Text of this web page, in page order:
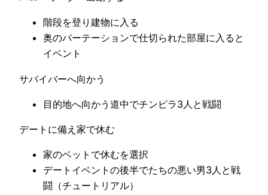
階段を登り建物に入る
奥のパーテーションで仕切られた部屋に入ると
イベント
サバイバーへ向かう
目的地へ向かう道中でチンピラ3人と戦闘
デートに備え家で休む
家のベットで休むを選択
デートイベントの後半でたちの悪い男3人と戦
闘（チュートリアル）